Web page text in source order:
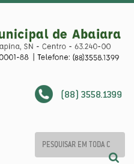
(88) 3558.1399